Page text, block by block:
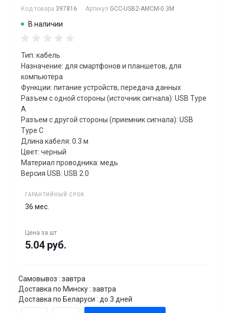
Код товара 397816 Артикул GCC-USB2-AMCM-0.3M
В наличии
Тип: кабель
Назначение: для смартфонов и планшетов, для
компьютера
Функции: питание устройств, передача данных
Разъем с одной стороны (источник сигнала): USB Type
A
Разъем с другой стороны (приемник сигнала): USB
Type C
Длина кабеля: 0.3 м
Цвет: черный
Материал проводника: медь
Версия USB: USB 2.0
ГАРАНТИЙНЫЙ СРОК
36 мес.
Цена за шт
5.04 руб.
Самовывоз : завтра
Доставка по Минску : завтра
Доставка по Беларуси : до 3 дней